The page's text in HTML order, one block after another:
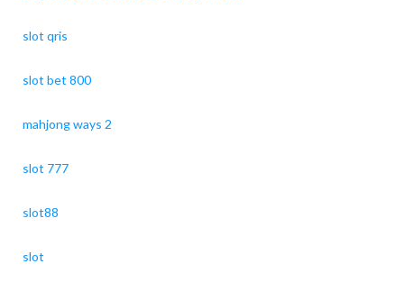
slot qris
slot bet 800
mahjong ways 2
slot 777
slot88
slot